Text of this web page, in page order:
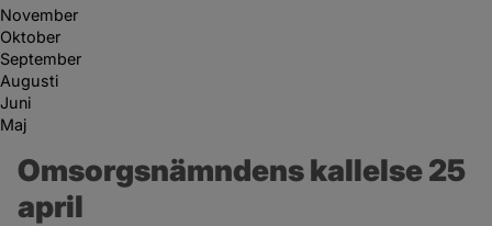
November
Oktober
September
Augusti
Juni
Maj
Omsorgsnämndens kallelse 25
april